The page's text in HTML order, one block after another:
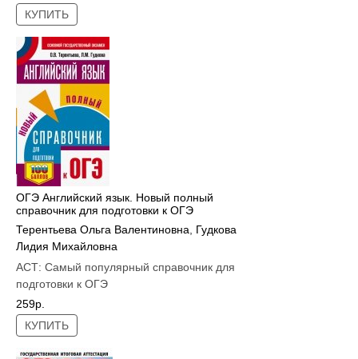
КУПИТЬ
ОГЭ Английский язык. Новый полный
справочник для подготовки к ОГЭ
Терентьева Ольга Валентиновна
Гудкова
Лидия Михайловна
АСТ: Самый популярный справочник для
подготовки к ОГЭ
259р.
КУПИТЬ